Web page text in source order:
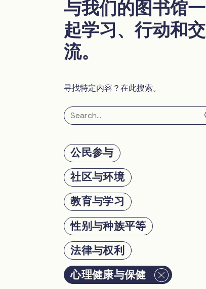
与我们的图书馆一
起学习、行动和交
流。
寻找特定内容？在此搜索。
公民参与
社区与环境
教育与学习
性别与种族平等
法律与权利
心理健康与保健